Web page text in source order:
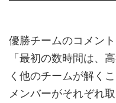
優勝チームのコメン
「最初の数時間は、
く他のチームが解く
メンバーがそれぞれ